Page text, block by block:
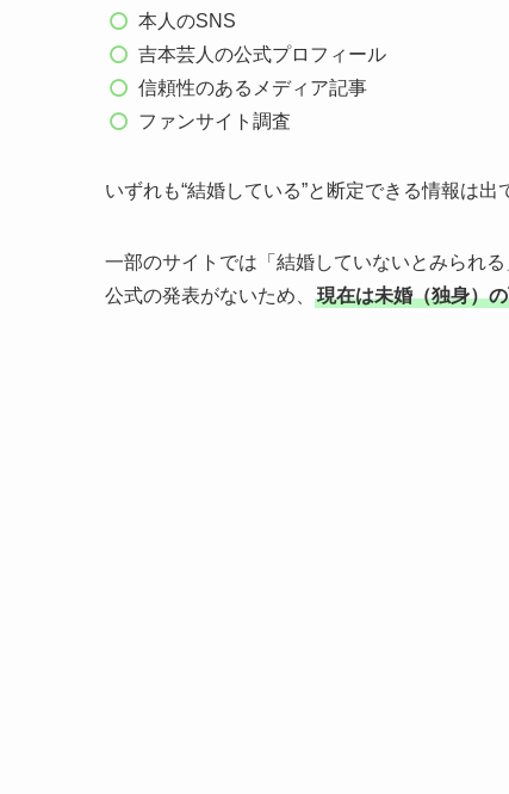
本人のSNS
吉本芸人の公式プロフィール
信頼性のあるメディア記事
ファンサイト調査
いずれも“結婚している”と断定できる情報は出
一部のサイトでは「結婚していないとみられる
公式の発表がないため、
現在は未婚（独身）